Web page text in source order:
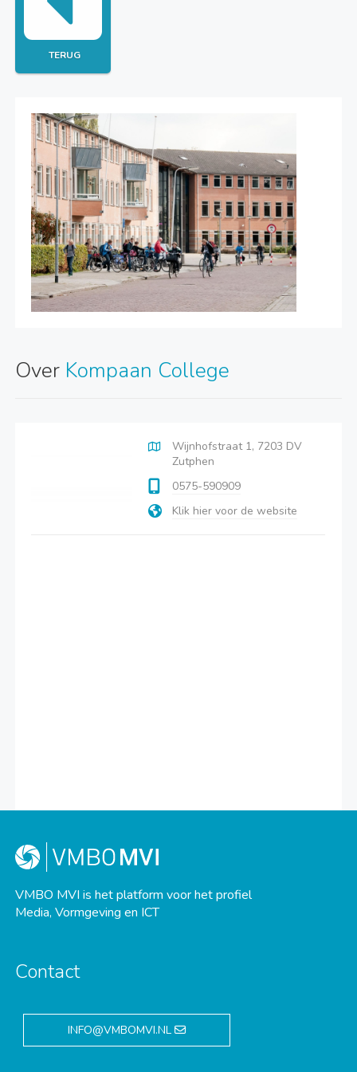
TERUG
Over Kompaan College
Wijnhofstraat 1, 7203 DV
Zutphen
0575-590909
Klik hier voor de website
VMBO MVI is het platform voor het profiel
Media, Vormgeving en ICT
Contact
INFO@VMBOMVI.NL